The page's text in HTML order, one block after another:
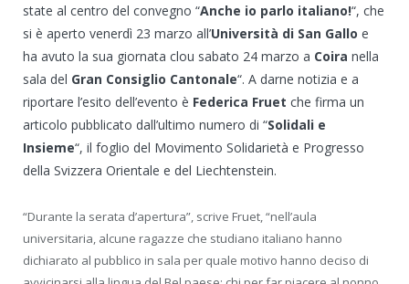
state al centro del convegno “Anche io parlo italiano!“, che
si è aperto venerdì 23 marzo all’Università di San Gallo e
ha avuto la sua giornata clou sabato 24 marzo a Coira nella
sala del Gran Consiglio Cantonale“. A darne notizia e a
riportare l’esito dell’evento è Federica Fruet che firma un
articolo pubblicato dall’ultimo numero di “Solidali e
Insieme“, il foglio del Movimento Solidarietà e Progresso
della Svizzera Orientale e del Liechtenstein.
“Durante la serata d’apertura”, scrive Fruet, “nell’aula
universitaria, alcune ragazze che studiano italiano hanno
dichiarato al pubblico in sala per quale motivo hanno deciso di